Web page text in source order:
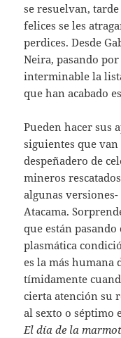
se resuelvan,
felices se les
perdices. Desde
Neira, pasando
interminable la
que han acabado
Pueden hacer sus
siguientes que
despeñadero de
mineros
algunas
Atacama.
que están pasando
plasmática
es la más humana
tímidamente
cierta atención su
al sexto o séptimo
El día de la